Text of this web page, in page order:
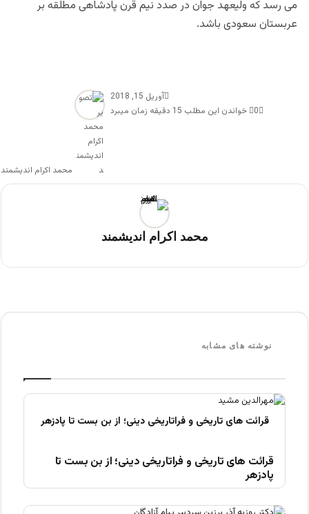
می رسد که ولیعهد جوان در صدد نیم قرن پادشاهی مطلقه بر
عربستان سعودی باشد.
محمد اکرام اندیشمند
آوریل 15, 2018
0
خواندن این مطلب 15 دقیقه زمان میبرد
محمد اکرام اندیشمند
نوشته های مشابه
قرائت های تاریخی و فراتاریخی دینی؛ از بن بست تا
پادزهر